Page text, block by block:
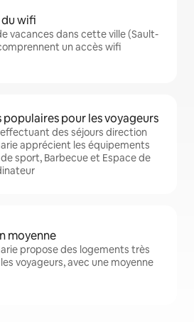
wifi
vacances dans cette ville (Sault-
un accès wifi
pour les voyageurs
des séjours direction
apprécient les équipements
sport, Barbecue et Espace de
moyenne
propose des logements très
voyageurs, avec une moyenne